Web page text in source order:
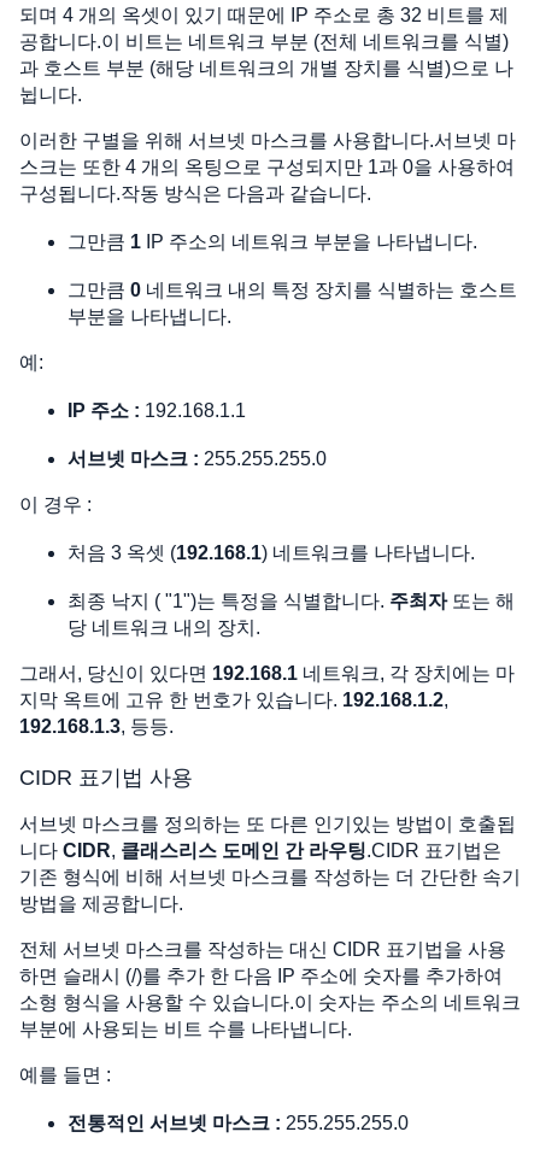
되며 4 개의 옥셋이 있기 때문에 IP 주소로 총 32 비트를 제
공합니다.이 비트는 네트워크 부분 (전체 네트워크를 식별)
과 호스트 부분 (해당 네트워크의 개별 장치를 식별)으로 나
뉩니다.
이러한 구별을 위해 서브넷 마스크를 사용합니다.서브넷 마
스크는 또한 4 개의 옥팅으로 구성되지만 1과 0을 사용하여
구성됩니다.작동 방식은 다음과 같습니다.
그만큼 1 IP 주소의 네트워크 부분을 나타냅니다.
그만큼 0 네트워크 내의 특정 장치를 식별하는 호스트
부분을 나타냅니다.
예:
IP 주소 : 192.168.1.1
서브넷 마스크 : 255.255.255.0
이 경우 :
처음 3 옥셋 (192.168.1) 네트워크를 나타냅니다.
최종 낙지 ( "1")는 특정을 식별합니다. 주최자또는 해
당 네트워크 내의 장치.
그래서, 당신이 있다면 192.168.1 네트워크, 각 장치에는 마
지막 옥트에 고유 한 번호가 있습니다. 192.168.1.2,
192.168.1.3, 등등.
CIDR 표기법 사용
서브넷 마스크를 정의하는 또 다른 인기있는 방법이 호출됩
니다 CIDR, 클래스리스 도메인 간 라우팅.CIDR 표기법은
기존 형식에 비해 서브넷 마스크를 작성하는 더 간단한 속기
방법을 제공합니다.
전체 서브넷 마스크를 작성하는 대신 CIDR 표기법을 사용
하면 슬래시 (/)를 추가 한 다음 IP 주소에 숫자를 추가하여
소형 형식을 사용할 수 있습니다.이 숫자는 주소의 네트워크
부분에 사용되는 비트 수를 나타냅니다.
예를 들면 :
전통적인 서브넷 마스크 : 255.255.255.0